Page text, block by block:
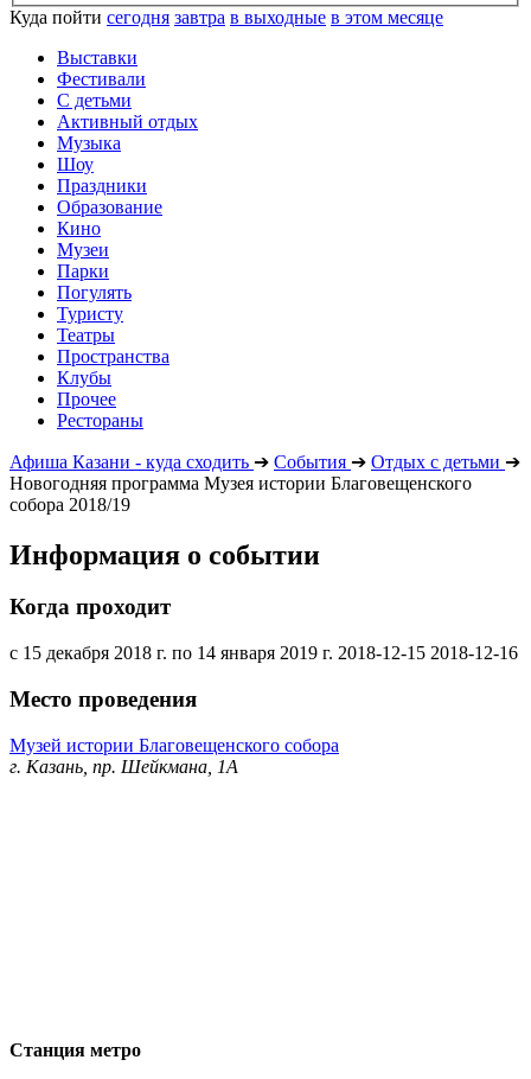
Куда пойти сегодня завтра в выходные в этом месяце
Выставки
Фестивали
С детьми
Активный отдых
Музыка
Шоу
Праздники
Образование
Кино
Музеи
Парки
Погулять
Туристу
Театры
Пространства
Клубы
Прочее
Рестораны
Афиша Казани - куда сходить ➔ События ➔ Отдых с детьми ➔
Новогодняя программа Музея истории Благовещенского
собора 2018/19
Информация о событии
Когда проходит
с 15 декабря 2018 г. по 14 января 2019 г. 2018-12-15 2018-12-16
Место проведения
Музей истории Благовещенского собора
г. Казань, пр. Шейкмана, 1А
Станция метро